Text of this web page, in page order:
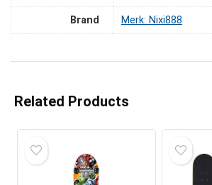
Brand Merk: Nixi888
Related Products